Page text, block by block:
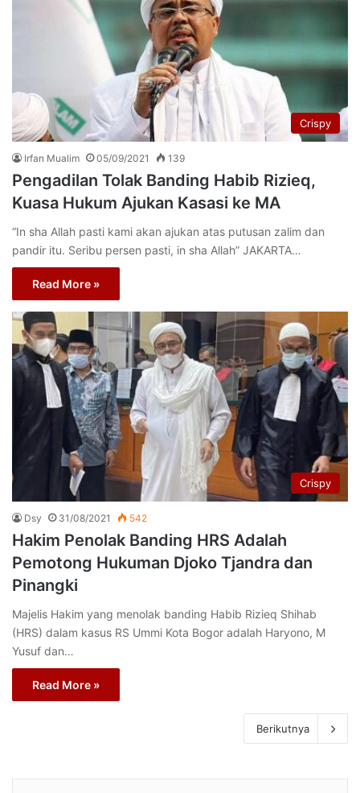
Crispy
Irfan Mualim 05/09/2021 139
Pengadilan Tolak Banding Habib Rizieq,
Kuasa Hukum Ajukan Kasasi ke MA
“In sha Allah pasti kami akan ajukan atas putusan zalim dan
pandir itu. Seribu persen pasti, in sha Allah” JAKARTA…
Read More »
Crispy
Dsy 31/08/2021 542
Hakim Penolak Banding HRS Adalah
Pemotong Hukuman Djoko Tjandra dan
Pinangki
Majelis Hakim yang menolak banding Habib Rizieq Shihab
(HRS) dalam kasus RS Ummi Kota Bogor adalah Haryono, M
Yusuf dan…
Read More »
Berikutnya